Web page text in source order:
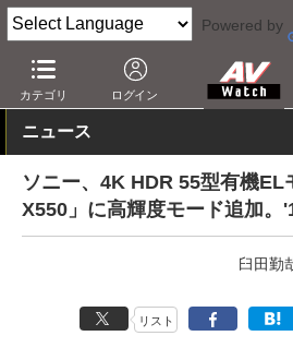
Powered by
カテゴリ ログイン
AV Watch 製品 映像制作
ニュース
ソニー、4K HDR 55型有機EL
X550」に高輝度モード追加。
臼田勤
リスト